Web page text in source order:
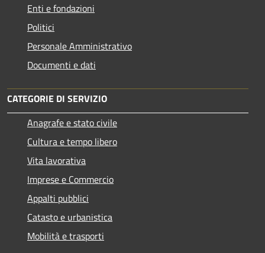
Enti e fondazioni
Politici
Personale Amministrativo
Documenti e dati
CATEGORIE DI SERVIZIO
Anagrafe e stato civile
Cultura e tempo libero
Vita lavorativa
Imprese e Commercio
Appalti pubblici
Catasto e urbanistica
Mobilità e trasporti